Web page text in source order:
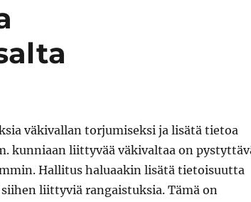
väkivallan torjumiseksi ja lisätä tietoa
kunniaan liittyvää väkivaltaa on
Hallitus haluaakin lisätä tietoisuutta
liittyviä rangaistuksia. Tämä on